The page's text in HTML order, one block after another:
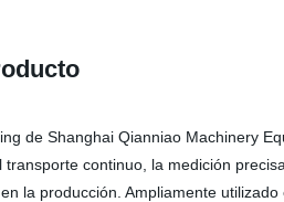
de Shanghai Qianniao Machinery
transporte continuo, la medición
la producción. Ampliamente